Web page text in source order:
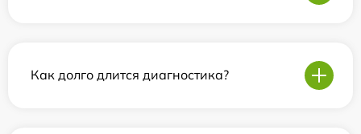
Как долго длится диагностика?